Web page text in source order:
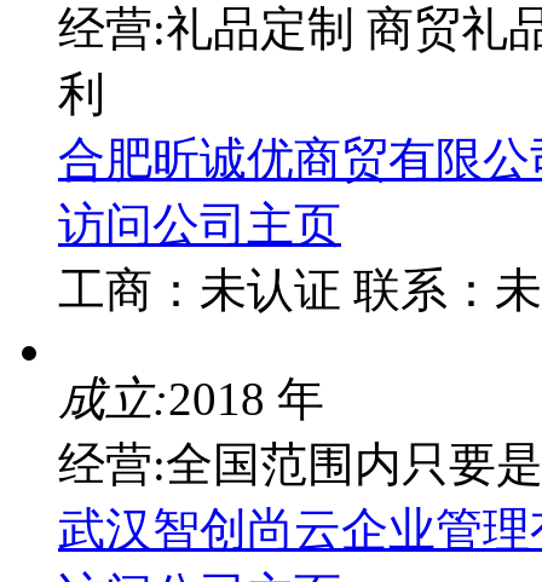
经营:礼品定制 商贸礼
利
合肥昕诚优商贸有限公
访问公司主页
工商： 未认证 联系：
成立:2018 年
经营:全国范围内只要
武汉智创尚云企业管